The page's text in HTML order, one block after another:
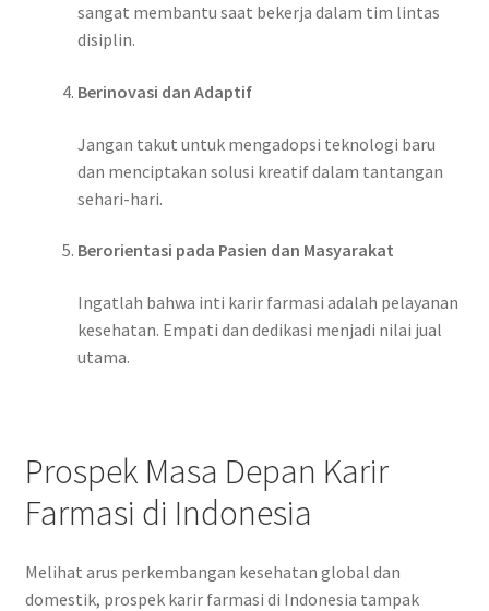
sangat membantu saat bekerja dalam tim lintas
disiplin.
Berinovasi dan Adaptif
Jangan takut untuk mengadopsi teknologi baru
dan menciptakan solusi kreatif dalam tantangan
sehari-hari.
Berorientasi pada Pasien dan Masyarakat
Ingatlah bahwa inti karir farmasi adalah pelayanan
kesehatan. Empati dan dedikasi menjadi nilai jual
utama.
Prospek Masa Depan Karir
Farmasi di Indonesia
Melihat arus perkembangan kesehatan global dan
domestik, prospek karir farmasi di Indonesia tampak